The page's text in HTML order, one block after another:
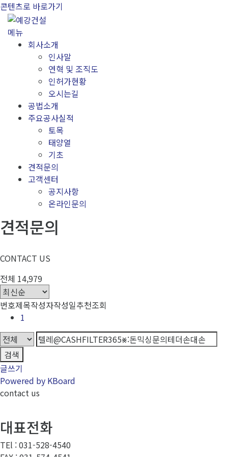
콘텐츠로 바로가기
메뉴
회사소개
인사말
연혁 및 조직도
인허가현황
오시는길
공법소개
주요공사실적
토목
태양열
기초
견적문의
고객센터
공지사항
온라인문의
견적문의
CONTACT US
전체 14,979
번호제목작성자작성일추천조회
1
검색
글쓰기
Powered by KBoard
contact us
대표전화
TEl : 031-528-4540